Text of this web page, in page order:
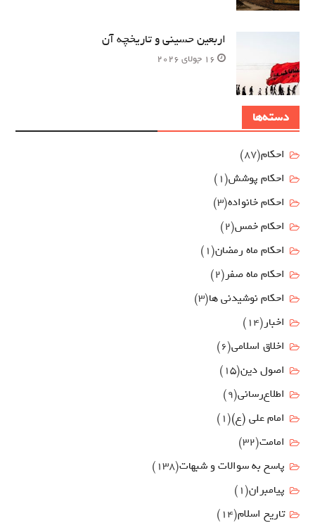
اربعین حسینی و تاریخچه آن
16 جولای 2026
دسته‌ها
احکام(87)
احکام پوشش(1)
احکام خانواده(3)
احکام خمس(2)
احکام ماه رمضان(1)
احکام ماه صفر (2)
احکام نوشیدنی ها(3)
اخبار (14)
اخلاق اسلامی(6)
اصول دين(15)
اطلاع‌رسانی(9)
امام علي (ع)(1)
امامت(32)
پاسخ به سوالات و شبهات(138)
پیامبران(1)
تاریخ اسلام(14)